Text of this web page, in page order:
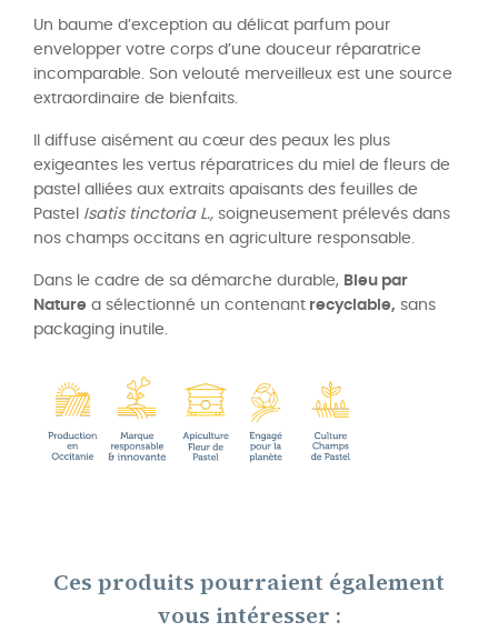
Un baume d’exception au délicat parfum pour
envelopper votre corps d’une douceur réparatrice
incomparable. Son velouté merveilleux est une source
extraordinaire de bienfaits.
Il diffuse aisément au cœur des peaux les plus
exigeantes les vertus réparatrices du miel de fleurs de
pastel alliées aux extraits apaisants des feuilles de
Pastel Isatis tinctoria L., soigneusement prélevés dans
nos champs occitans en agriculture responsable.
Dans le cadre de sa démarche durable, Bleu par
Nature a sélectionné un contenant recyclable, sans
packaging inutile.
Ces produits pourraient également
vous intéresser :